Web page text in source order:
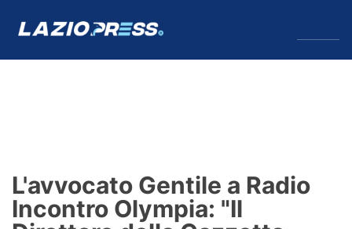
Formello
L'avvocato Gentile a Radio
Incontro Olympia: "Il